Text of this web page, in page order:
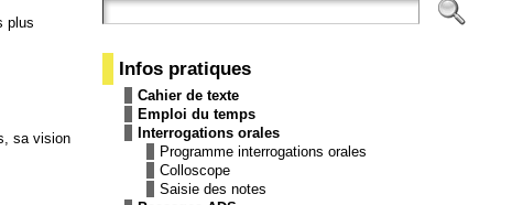
plus
sa vision
Infos pratiques
Cahier de texte
Emploi du temps
Interrogations orales
Programme interrogations orales
Colloscope
Saisie des notes